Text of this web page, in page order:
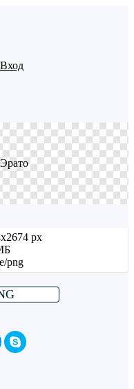
Вход
px
png